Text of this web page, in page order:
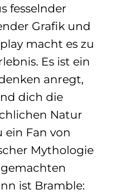
fesselnder
Grafik und
macht es zu
Es ist ein
anregt,
dich die
Natur
ein Fan von
Mythologie
ist Bramble: